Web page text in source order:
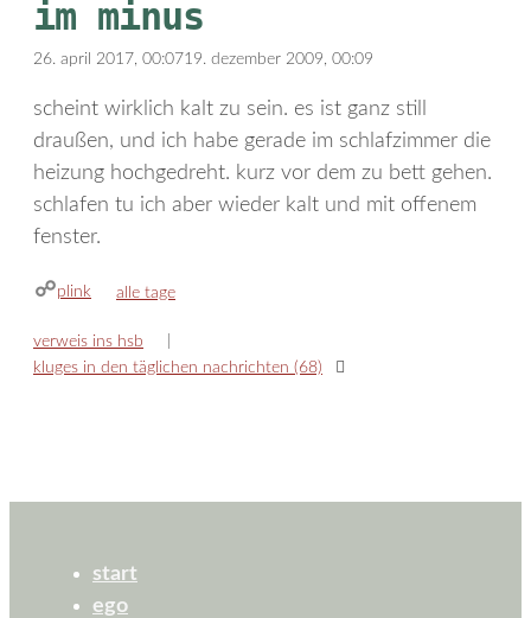
im minus
26. april 2017, 00:0719. dezember 2009, 00:09
scheint wirklich kalt zu sein. es ist ganz still
draußen, und ich habe gerade im schlafzimmer die
heizung hochgedreht. kurz vor dem zu bett gehen.
schlafen tu ich aber wieder kalt und mit offenem
fenster.
plink kategorien
alle tage
verweis ins hsb
kluges in den täglichen nachrichten (68)
start
ego